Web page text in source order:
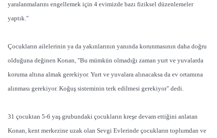
yaralanmalarını engellemek için 4 evimizde bazı fiziksel düzenlemeler
yaptık."
Çocukların ailelerinin ya da yakınlarının yanında korunmasının daha doğru
olduğuna değinen Konan, "Bu mümkün olmadığı zaman yurt ve yuvalarda
koruma altına almak gerekiyor. Yurt ve yuvalara alınacaksa da ev ortamına
alınması gerekiyor. Koğuş sisteminin terk edilmesi gerekiyor" dedi.
31 çocuktan 5-6 yaş grubundaki çocukların kreşe devam ettiğini anlatan
Konan, kent merkezine uzak olan Sevgi Evlerinde çocukların toplumdan ve